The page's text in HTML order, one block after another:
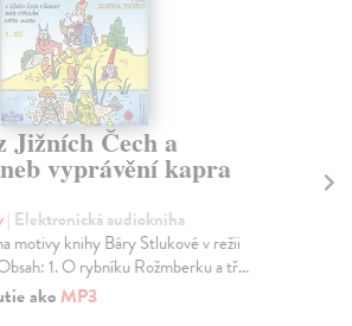
Jižních Čech a
vyprávění kapra
| Elektronická audiokniha
motivy knihy Báry Stlukové v režii
1. O rybníku Rožmberku a tř...
akoMP3